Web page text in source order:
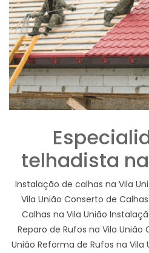
telhadista
Instalação de calhas na Vila
Vila União Conserto de
Calhas na Vila União
Reparo de Rufos na Vila União
União Reforma de Rufos na